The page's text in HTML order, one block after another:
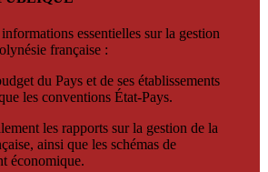
essentielles sur la gestion
française :
du Pays et de ses établissements
les conventions État-Pays.
les rapports sur la gestion de la
ainsi que les schémas de
économique.